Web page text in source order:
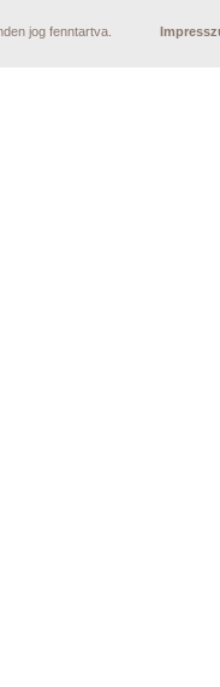
jog fenntartva.